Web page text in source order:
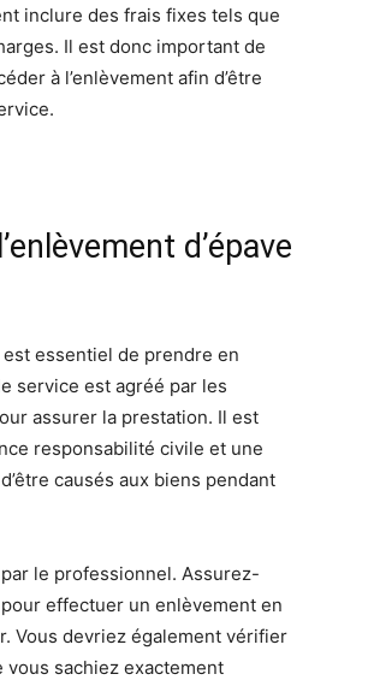
inclure des frais fixes tels que
Il est donc important de
à l’enlèvement afin d’être
d’épave
est essentiel de prendre en
service est agréé par les
assurer la prestation. Il est
responsabilité civile et une
causés aux biens pendant
le professionnel. Assurez-
effectuer un enlèvement en
Vous devriez également vérifier
sachiez exactement